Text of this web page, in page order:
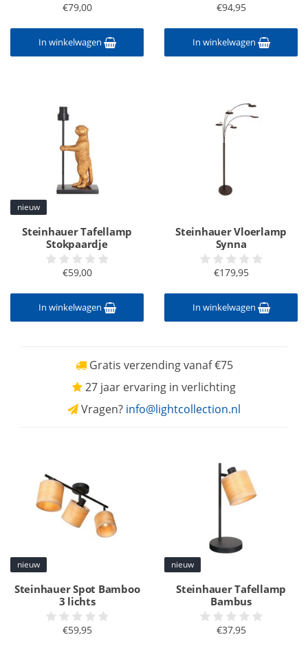
€79,00
In winkelwagen
€94,95
In winkelwagen
nieuw
Steinhauer Tafellamp
Stokpaardje
€59,00
In winkelwagen
Steinhauer Vloerlamp
Synna
€179,95
In winkelwagen
Gratis verzending vanaf €75
27 jaar ervaring in verlichting
Vragen? info@lightcollection.nl
nieuw
Steinhauer Spot Bamboo
3 lichts
€59,95
nieuw
Steinhauer Tafellamp
Bambus
€37,95